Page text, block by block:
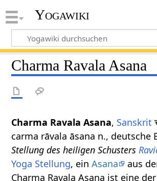
Yogawiki
Charma Ravala Asana
Charma Ravala Asana, Sanskrit
carma rāvala āsana n., deutsche
Stellung des heiligen Schusters
Yoga Stellung, einAsana aus
Charma Ravala Asana ist eine